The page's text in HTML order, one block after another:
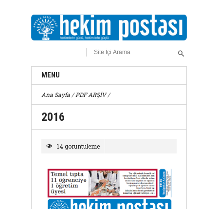
MENU
Ana Sayfa /PDF ARŞİV/
2016
14 görüntüleme